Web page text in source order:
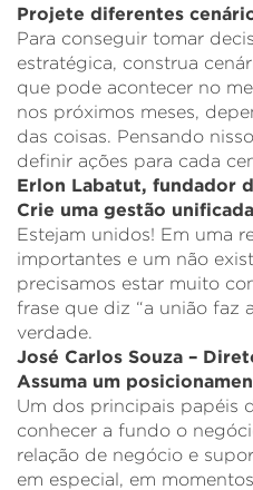
Projete diferentes
Para conseguir tomar
estratégica, construa
que pode acontecer no
nos próximos meses,
das coisas. Pensando
definir ações para cada
Erlon Labatut, fundador
Crie uma gestão unificada
Estejam unidos! Em uma
importantes e um não
precisamos estar muito
frase que diz “a união faz
verdade.
José Carlos Souza –
Assuma um
Um dos principais papéis
conhecer a fundo o
relação de negócio e
em especial, em